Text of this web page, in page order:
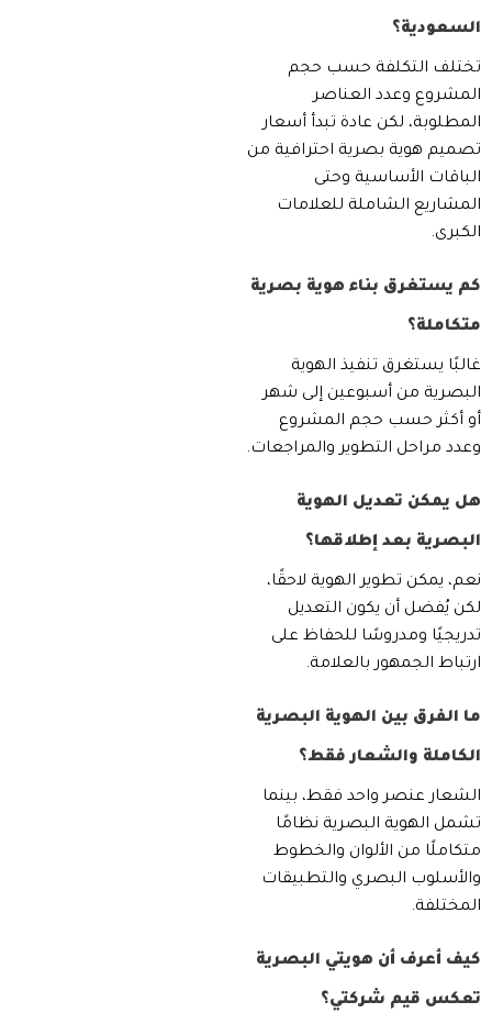
السعودية؟
تختلف التكلفة حسب حجم
المشروع وعدد العناصر
المطلوبة، لكن عادة تبدأ أسعار
تصميم هوية بصرية احترافية من
الباقات الأساسية وحتى
المشاريع الشاملة للعلامات
الكبرى.
كم يستغرق بناء هوية بصرية
متكاملة؟
غالبًا يستغرق تنفيذ الهوية
البصرية من أسبوعين إلى شهر
أو أكثر حسب حجم المشروع
وعدد مراحل التطوير والمراجعات.
هل يمكن تعديل الهوية
البصرية بعد إطلاقها؟
نعم، يمكن تطوير الهوية لاحقًا،
لكن يُفضل أن يكون التعديل
تدريجيًا ومدروسًا للحفاظ على
ارتباط الجمهور بالعلامة.
ما الفرق بين الهوية البصرية
الكاملة والشعار فقط؟
الشعار عنصر واحد فقط، بينما
تشمل الهوية البصرية نظامًا
متكاملًا من الألوان والخطوط
والأسلوب البصري والتطبيقات
المختلفة.
كيف أعرف أن هويتي البصرية
تعكس قيم شركتي؟